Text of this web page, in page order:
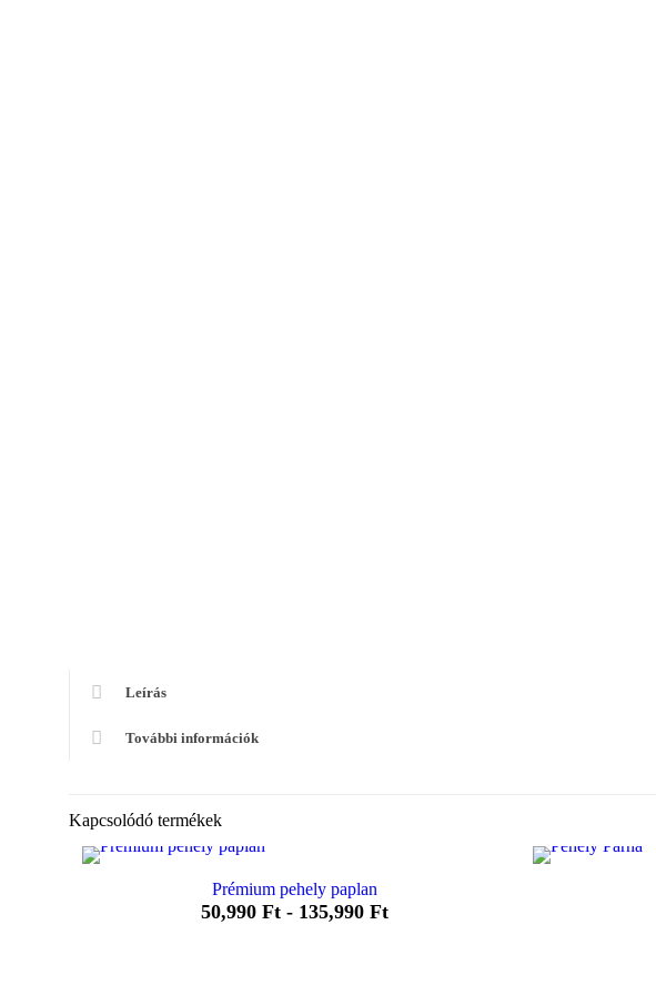
Leírás
További információk
Kapcsolódó termékek
Prémium pehely paplan
50,990 Ft- 135,990 Ft